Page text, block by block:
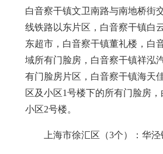
白音察干镇文卫南路与南地桥街
线铁路以东片区，白音察干镇白
东超市，白音察干镇董礼楼，白
域所有门脸房，白音察干镇祥泓
有门脸房片区，白音察干镇海天
区及小区1号楼下的所有门脸房
小区2号楼。
上海市徐汇区（3个）：华